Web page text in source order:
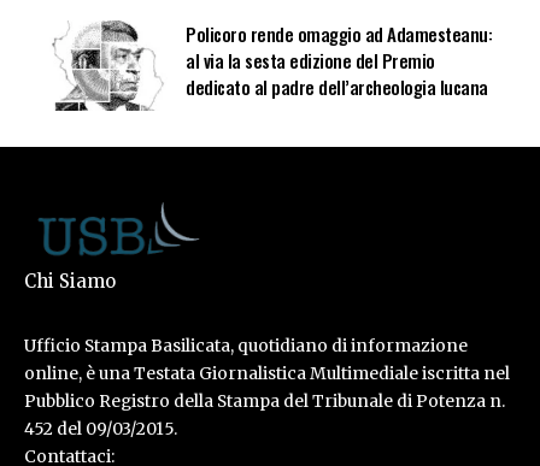
Policoro rende omaggio ad Adamesteanu:
al via la sesta edizione del Premio
dedicato al padre dell’archeologia lucana
Chi Siamo
Ufficio Stampa Basilicata, quotidiano di informazione
online, è una Testata Giornalistica Multimediale iscritta nel
Pubblico Registro della Stampa del Tribunale di Potenza n.
452 del 09/03/2015.
Contattaci: